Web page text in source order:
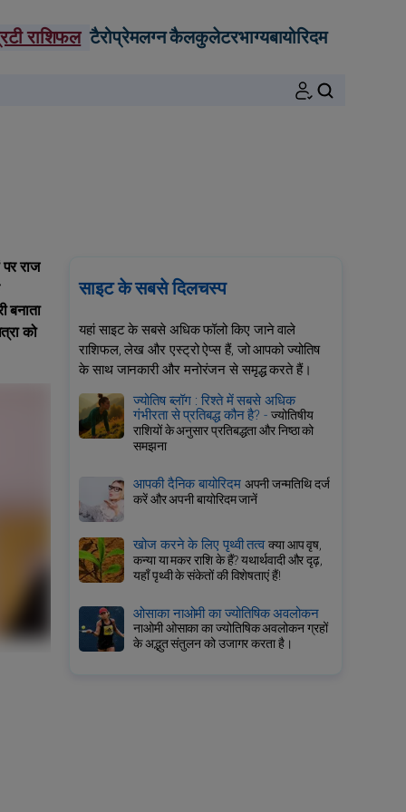
राशिफल टैरोप्रेमलग्न कैलकुलेटरभाग्यबायोरिदम
राज
बनाता
को
साइट के सबसे दिलचस्प
यहां साइट के सबसे अधिक फॉलो किए जाने वाले
राशिफल, लेख और एस्ट्रो ऐप्स हैं, जो आपको ज्योतिष
के साथ जानकारी और मनोरंजन से समृद्ध करते हैं।
ज्योतिष ब्लॉग : रिश्ते में सबसे अधिक
गंभीरता से प्रतिबद्ध कौन है? -ज्योतिषीय
राशियों के अनुसार प्रतिबद्धता और निष्ठा को
समझना
आपकी दैनिक बायोरिदमअपनी जन्मतिथि दर्ज
करें और अपनी बायोरिदम जानें
खोज करने के लिए पृथ्वी तत्वक्या आप वृष,
कन्या या मकर राशि के हैं? यथार्थवादी और दृढ़,
यहाँ पृथ्वी के संकेतों की विशेषताएं हैं!
ओसाका नाओमी का ज्योतिषिक अवलोकन
नाओमी ओसाका का ज्योतिषिक अवलोकन ग्रहों
के अद्भुत संतुलन को उजागर करता है।